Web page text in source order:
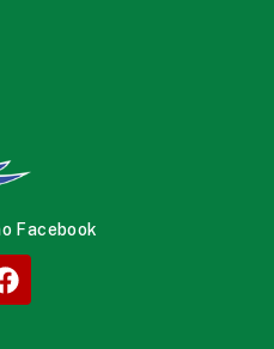
Facebook